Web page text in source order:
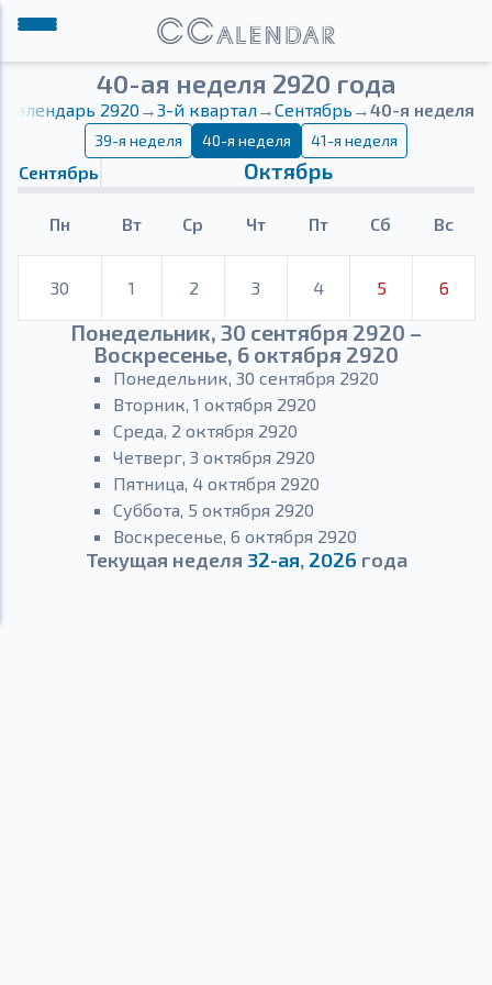
40-ая неделя 2920 года
Календарь 2920→3-й квартал→Сентябрь →40-я неделя
39-я неделя 40-я неделя 41-я неделя
Сентябрь Октябрь
Пн Вт Ср Чт Пт Сб Вс
30 1 2 3 4 5 6
Понедельник, 30 сентября 2920 –
Воскресенье, 6 октября 2920
Понедельник, 30 сентября 2920
Вторник, 1 октября 2920
Среда, 2 октября 2920
Четверг, 3 октября 2920
Пятница, 4 октября 2920
Суббота, 5 октября 2920
Воскресенье, 6 октября 2920
Текущая неделя 32-ая, 2026 года